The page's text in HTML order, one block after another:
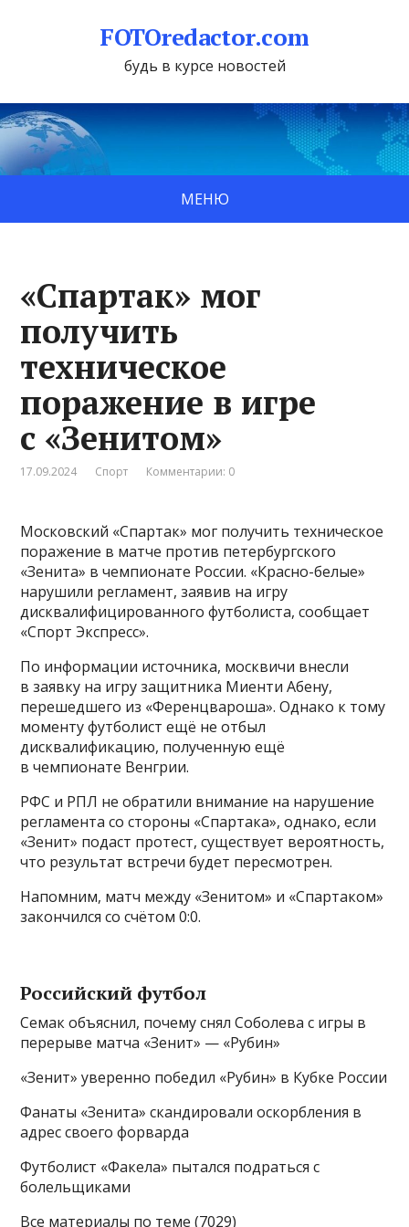
FOTOredactor.com
будь в курсе новостей
МЕНЮ
«Спартак» мог
получить
техническое
поражение в игре
с «Зенитом»
17.09.2024 Спорт Комментарии: 0
Московский «Спартак» мог получить техническое
поражение в матче против петербургского
«Зенита» в чемпионате России. «Красно-белые»
нарушили регламент, заявив на игру
дисквалифицированного футболиста, сообщает
«Спорт Экспресс».
По информации источника, москвичи внесли
в заявку на игру защитника Миенти Абену,
перешедшего из «Ференцвароша». Однако к тому
моменту футболист ещё не отбыл
дисквалификацию, полученную ещё
в чемпионате Венгрии.
РФС и РПЛ не обратили внимание на нарушение
регламента со стороны «Спартака», однако, если
«Зенит» подаст протест, существует вероятность,
что результат встречи будет пересмотрен.
Напомним, матч между «Зенитом» и «Спартаком»
закончился со счётом 0:0.
Российский футбол
Семак объяснил, почему снял Соболева с игры в
перерыве матча «Зенит» — «Рубин»
«Зенит» уверенно победил «Рубин» в Кубке России
Фанаты «Зенита» скандировали оскорбления в
адрес своего форварда
Футболист «Факела» пытался подраться с
болельщиками
Все материалы по теме (7029)